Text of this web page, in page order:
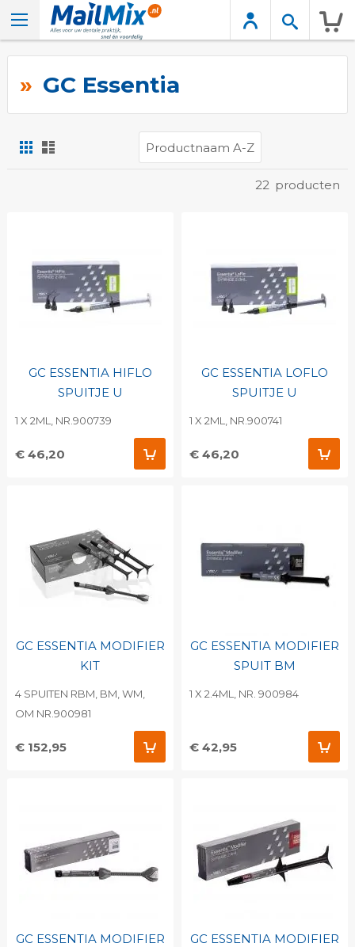
GC Essentia
Foto-
tabel
22 producten
GC ESSENTIA HIFLO
SPUITJE U
1 X 2ML, NR.900739
€ 46,20
GC ESSENTIA LOFLO
SPUITJE U
1 X 2ML, NR.900741
€ 46,20
GC ESSENTIA MODIFIER
KIT
4 SPUITEN RBM, BM, WM,
OM NR.900981
€ 152,95
GC ESSENTIA MODIFIER
SPUIT BM
1 X 2.4ML, NR. 900984
€ 42,95
GC ESSENTIA MODIFIER
GC ESSENTIA MODIFIER